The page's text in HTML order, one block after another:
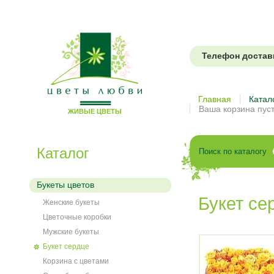
Цветы
ЖИВЫЕ ЦВЕТЫ
Телефон
Главная
Ваша корзина
Поиск по каталогу
Букет
Каталог
Букеты цветов
Женские букеты
Цветочные коробки
Мужские букеты
Букет сердце
Корзина с цветами